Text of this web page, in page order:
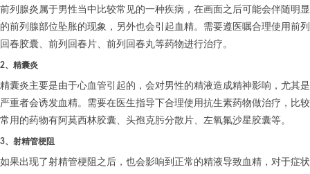
前列腺炎属于男性当中比较常见的一种疾病，在画面之后可能会伴随明显
的前列腺部位坠胀的现象，另外也会引起血精。需要遵医嘱合理使用前列
回春胶囊、前列回春片、前列回春丸等药物进行治疗。
2、精囊炎
精囊炎主要是由于心血管引起的，会对男性的精液造成精神影响，尤其是
严重者会诱发血精。需要在医生指导下合理使用抗生素药物做治疗，比较
常用的药物有阿莫西林胶囊、头孢克肟分散片、左氧氟沙星胶囊等。
3、射精管梗阻
如果出现了射精管梗阻之后，也会影响到正常的精液导致血精，对于症状